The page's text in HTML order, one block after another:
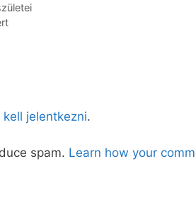
kell jelentkezni.
spam. Learn how your